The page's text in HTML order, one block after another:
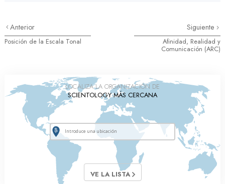
Anterior
Posición de la Escala Tonal
Siguiente
Afinidad, Realidad y
Comunicación (ARC)
LOCALIZA LA ORGANIZACIÓN DE
SCIENTOLOGY MÁS CERCANA
VE LA LISTA